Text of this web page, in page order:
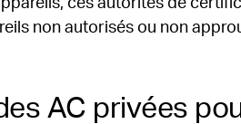
non autorisés ou non
AC privées